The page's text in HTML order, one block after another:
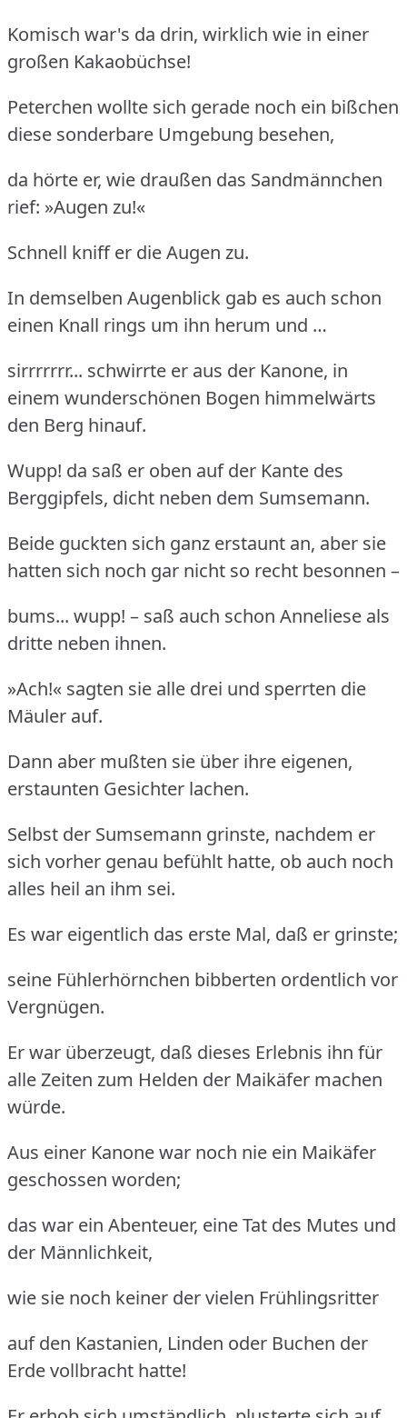
Komisch war's da drin, wirklich wie in einer
großen Kakaobüchse!
Peterchen wollte sich gerade noch ein bißchen
diese sonderbare Umgebung besehen,
da hörte er, wie draußen das Sandmännchen
rief: »Augen zu!«
Schnell kniff er die Augen zu.
In demselben Augenblick gab es auch schon
einen Knall rings um ihn herum und …
sirrrrrrr... schwirrte er aus der Kanone, in
einem wunderschönen Bogen himmelwärts
den Berg hinauf.
Wupp! da saß er oben auf der Kante des
Berggipfels, dicht neben dem Sumsemann.
Beide guckten sich ganz erstaunt an, aber sie
hatten sich noch gar nicht so recht besonnen –
bums... wupp! – saß auch schon Anneliese als
dritte neben ihnen.
»Ach!« sagten sie alle drei und sperrten die
Mäuler auf.
Dann aber mußten sie über ihre eigenen,
erstaunten Gesichter lachen.
Selbst der Sumsemann grinste, nachdem er
sich vorher genau befühlt hatte, ob auch noch
alles heil an ihm sei.
Es war eigentlich das erste Mal, daß er grinste;
seine Fühlerhörnchen bibberten ordentlich vor
Vergnügen.
Er war überzeugt, daß dieses Erlebnis ihn für
alle Zeiten zum Helden der Maikäfer machen
würde.
Aus einer Kanone war noch nie ein Maikäfer
geschossen worden;
das war ein Abenteuer, eine Tat des Mutes und
der Männlichkeit,
wie sie noch keiner der vielen Frühlingsritter
auf den Kastanien, Linden oder Buchen der
Erde vollbracht hatte!